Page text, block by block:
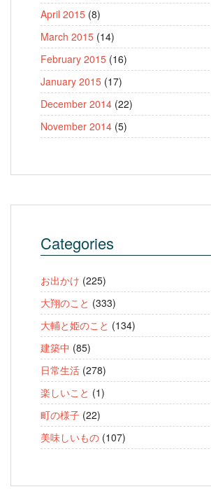
April 2015 (8)
March 2015 (14)
February 2015 (16)
January 2015 (17)
December 2014 (22)
November 2014 (5)
Categories
お出かけ (225)
大翔のこと (333)
大輔と姫のこと (134)
建築中 (85)
日常生活 (278)
楽しいこと (1)
町の様子 (22)
美味しいもの (107)